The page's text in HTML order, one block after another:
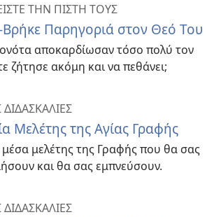
ΤΗΝ ΠΙΣΤΗ ΤΟΥΣ
Παρηγοριά στον Θεό Του
αποκαρδίωσαν τόσο πολύ τον
ζήτησε ακόμη και να πεθάνει;
ΔΙΔΑΣΚΑΛΙΕΣ
Μελέτης της Αγίας Γραφής
μέσα μελέτης της Γραφής που θα σας
και θα σας εμπνεύσουν.
ΔΙΔΑΣΚΑΛΙΕΣ